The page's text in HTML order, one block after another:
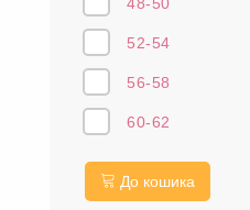
Обхват талії 89 см
Обхват стегон 118 см
Зріст моделі – 170 см
Відео у нашому
Ціна:1175 грн.
Розміри
48-50